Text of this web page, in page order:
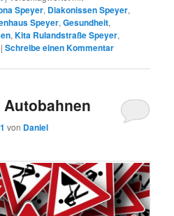
Speyer, Diakonissen Speyer,
Speyer,Gesundheit,
,Kita Rulandstraße Speyer,
|Schreibe einen Kommentar
von Daniel